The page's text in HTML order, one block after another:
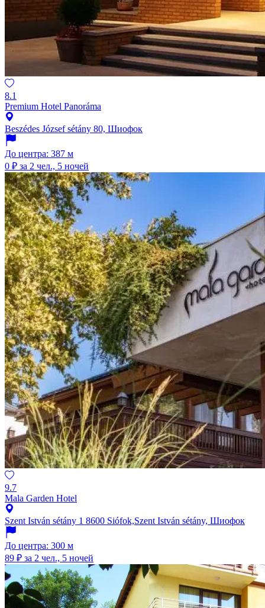
8.1
Premium Hotel Panoráma
Beszédes József sétány 80, Шиофок
До центра: 387 м
0 ₽ за 2 чел., 5 ночей
9.7
Mala Garden Hotel
Szent István sétány 1 8600 Siófok,Szent István sétány, Шиофок
До центра: 300 м
89 ₽ за 2 чел., 5 ночей